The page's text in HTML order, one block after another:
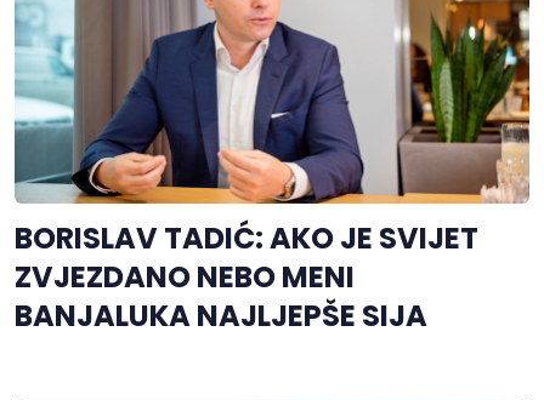
BORISLAV TADIĆ: AKO JE SVIJET
ZVJEZDANO NEBO MENI
BANJALUKA NAJLJEPŠE SIJA